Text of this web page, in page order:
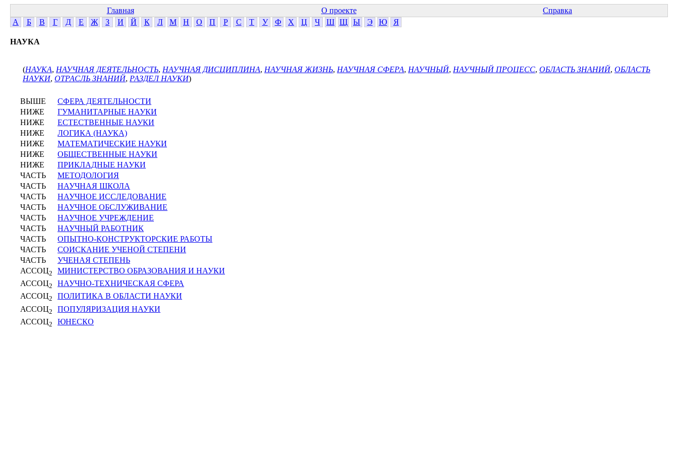
Главная О проекте
Справка
А
Б В Г Д Е Ж З И Й К Л М Н О П Р С Т У Ф Х Ц Ч Ш Щ Ы Э Ю Я
НАУКА
(НАУКА, НАУЧНАЯ ДЕЯТЕЛЬНОСТЬ, НАУЧНАЯ ДИСЦИПЛИНА, НАУЧНАЯ ЖИЗНЬ, НАУЧНАЯ СФЕРА, НАУЧНЫЙ, НАУЧНЫЙ ПРОЦЕСС, ОБЛАСТЬ ЗНАНИЙ, ОБЛАСТЬ
НАУКИ, ОТРАСЛЬ ЗНАНИЙ, РАЗДЕЛ НАУКИ)
ВЫШЕ
СФЕРА ДЕЯТЕЛЬНОСТИ
НИЖЕ
ГУМАНИТАРНЫЕ НАУКИ
НИЖЕ
ЕСТЕСТВЕННЫЕ НАУКИ
НИЖЕ
ЛОГИКА (НАУКА)
НИЖЕ
МАТЕМАТИЧЕСКИЕ НАУКИ
НИЖЕ
ОБЩЕСТВЕННЫЕ НАУКИ
НИЖЕ
ПРИКЛАДНЫЕ НАУКИ
ЧАСТЬ
МЕТОДОЛОГИЯ
ЧАСТЬ
НАУЧНАЯ ШКОЛА
ЧАСТЬ
НАУЧНОЕ ИССЛЕДОВАНИЕ
ЧАСТЬ
НАУЧНОЕ ОБСЛУЖИВАНИЕ
ЧАСТЬ
НАУЧНОЕ УЧРЕЖДЕНИЕ
ЧАСТЬ
НАУЧНЫЙ РАБОТНИК
ЧАСТЬ
ОПЫТНО-КОНСТРУКТОРСКИЕ РАБОТЫ
ЧАСТЬ
СОИСКАНИЕ УЧЕНОЙ СТЕПЕНИ
ЧАСТЬ
УЧЕНАЯ СТЕПЕНЬ
АССОЦ2
МИНИСТЕРСТВО ОБРАЗОВАНИЯ И НАУКИ
АССОЦ2
НАУЧНО-ТЕХНИЧЕСКАЯ СФЕРА
АССОЦ2
ПОЛИТИКА В ОБЛАСТИ НАУКИ
АССОЦ2
ПОПУЛЯРИЗАЦИЯ НАУКИ
АССОЦ2 ЮНЕСКО